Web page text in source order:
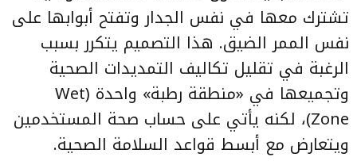
تشترك معها في نفس الجدار وتفتح أبوابها على
نفس الممر الضيق. هذا التصميم يتكرر بسبب
الرغبة في تقليل تكاليف التمديدات الصحية
وتجميعها في «منطقة رطبة» واحدة (Wet
Zone)، لكنه يأتي على حساب صحة المستخدمين
ويتعارض مع أبسط قواعد السلامة الصحية.